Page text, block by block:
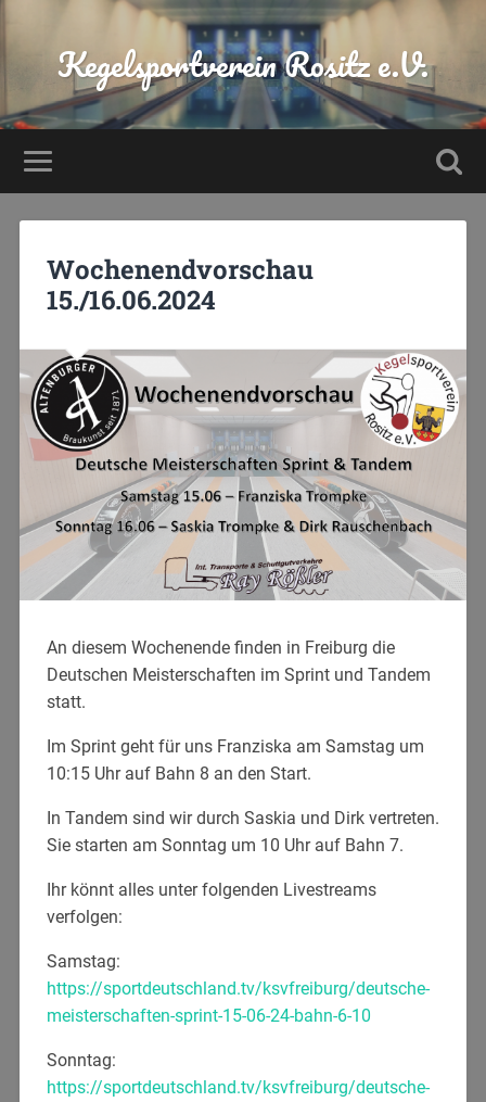
Kegelsportverein Rositz e.V.
Wochenendvorschau
15./16.06.2024
An diesem Wochenende finden in Freiburg die
Deutschen Meisterschaften im Sprint und Tandem
statt.
Im Sprint geht für uns Franziska am Samstag um
10:15 Uhr auf Bahn 8 an den Start.
In Tandem sind wir durch Saskia und Dirk vertreten.
Sie starten am Sonntag um 10 Uhr auf Bahn 7.
Ihr könnt alles unter folgenden Livestreams
verfolgen:
Samstag:
https://sportdeutschland.tv/ksvfreiburg/deutsche-
meisterschaften-sprint-15-06-24-bahn-6-10
Sonntag:
https://sportdeutschland.tv/ksvfreiburg/deutsche-